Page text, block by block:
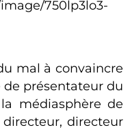
mal à convaincre
de présentateur du
médiasphère de
directeur, directeur